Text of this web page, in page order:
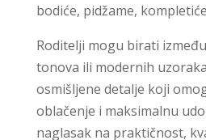
bodiće, pidžame,
Roditelji mogu birati
tonova ili modernih
osmišljene detalje koji
oblačenje i maksimalnu
naglasak na praktičnost,